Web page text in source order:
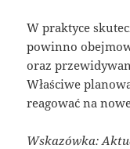
W praktyce
powinno
oraz
Właściwe
reagować na
Wskazówka: